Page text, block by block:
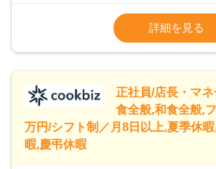
います。私たちは、多様な働き方を提
に合わせた柔軟な勤務時間や働きやす
います。
※残業代全額支給
※経験に応じて応相談
給245,800円～②エ
詳細を見る
正社員/店長・マ
食全般,和食全般,
万円/シフト制／月8日以上,夏季休
暇,慶弔休暇